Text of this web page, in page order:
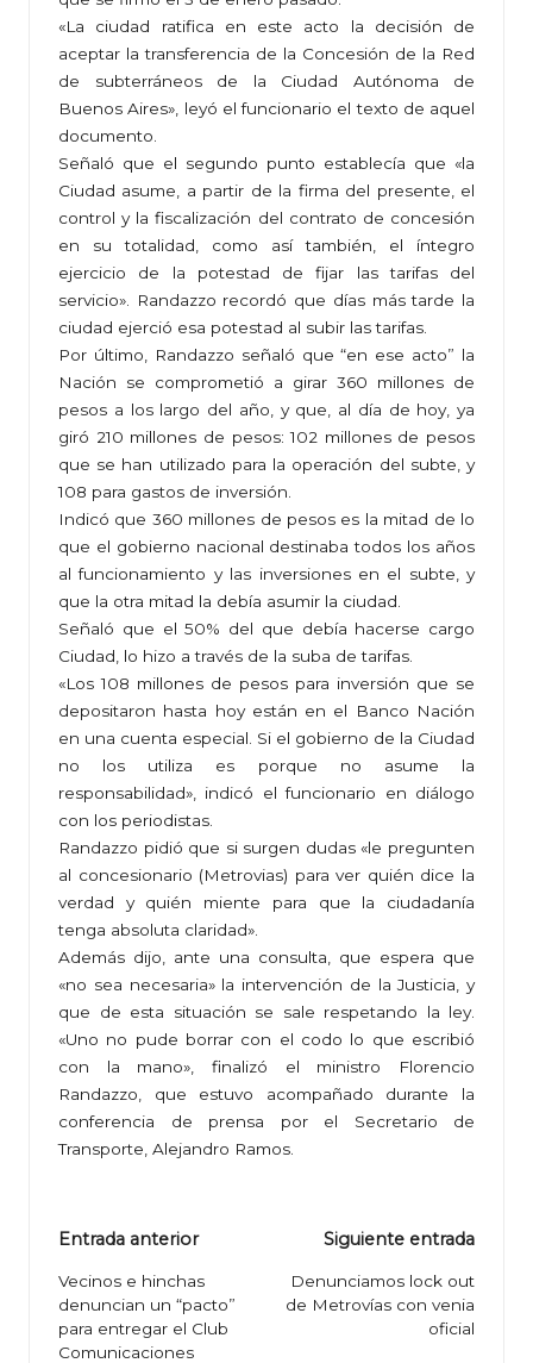
«La ciudad ratifica en este acto la decisión de
aceptar la transferencia de la Concesión de la Red
de subterráneos de la Ciudad Autónoma de
Buenos Aires», leyó el funcionario el texto de aquel
documento.
Señaló que el segundo punto establecía que «la
Ciudad asume, a partir de la firma del presente, el
control y la fiscalización del contrato de concesión
en su totalidad, como así también, el íntegro
ejercicio de la potestad de fijar las tarifas del
servicio». Randazzo recordó que días más tarde la
ciudad ejerció esa potestad al subir las tarifas.
Por último, Randazzo señaló que “en ese acto” la
Nación se comprometió a girar 360 millones de
pesos a los largo del año, y que, al día de hoy, ya
giró 210 millones de pesos: 102 millones de pesos
que se han utilizado para la operación del subte, y
108 para gastos de inversión.
Indicó que 360 millones de pesos es la mitad de lo
que el gobierno nacional destinaba todos los años
al funcionamiento y las inversiones en el subte, y
que la otra mitad la debía asumir la ciudad.
Señaló que el 50% del que debía hacerse cargo
Ciudad, lo hizo a través de la suba de tarifas.
«Los 108 millones de pesos para inversión que se
depositaron hasta hoy están en el Banco Nación
en una cuenta especial. Si el gobierno de la Ciudad
no los utiliza es porque no asume la
responsabilidad», indicó el funcionario en diálogo
con los periodistas.
Randazzo pidió que si surgen dudas «le pregunten
al concesionario (Metrovias) para ver quién dice la
verdad y quién miente para que la ciudadanía
tenga absoluta claridad».
Además dijo, ante una consulta, que espera que
«no sea necesaria» la intervención de la Justicia, y
que de esta situación se sale respetando la ley.
«Uno no pude borrar con el codo lo que escribió
con la mano», finalizó el ministro Florencio
Randazzo, que estuvo acompañado durante la
conferencia de prensa por el Secretario de
Transporte, Alejandro Ramos.
Navegación
de
entradas
Entrada anterior
Vecinos e hinchas
denuncian un “pacto”
para entregar el Club
Comunicaciones
Siguiente entrada
Denunciamos lock out
de Metrovías con venia
oficial